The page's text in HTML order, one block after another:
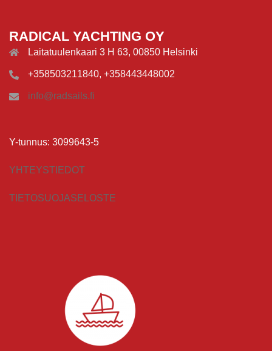
RADICAL YACHTING OY
Laitatuulenkaari 3 H 63, 00850 Helsinki
+358503211840, +358443448002
info@radsails.fi
Y-tunnus: 3099643-5
YHTEYSTIEDOT
TIETOSUOJASELOSTE